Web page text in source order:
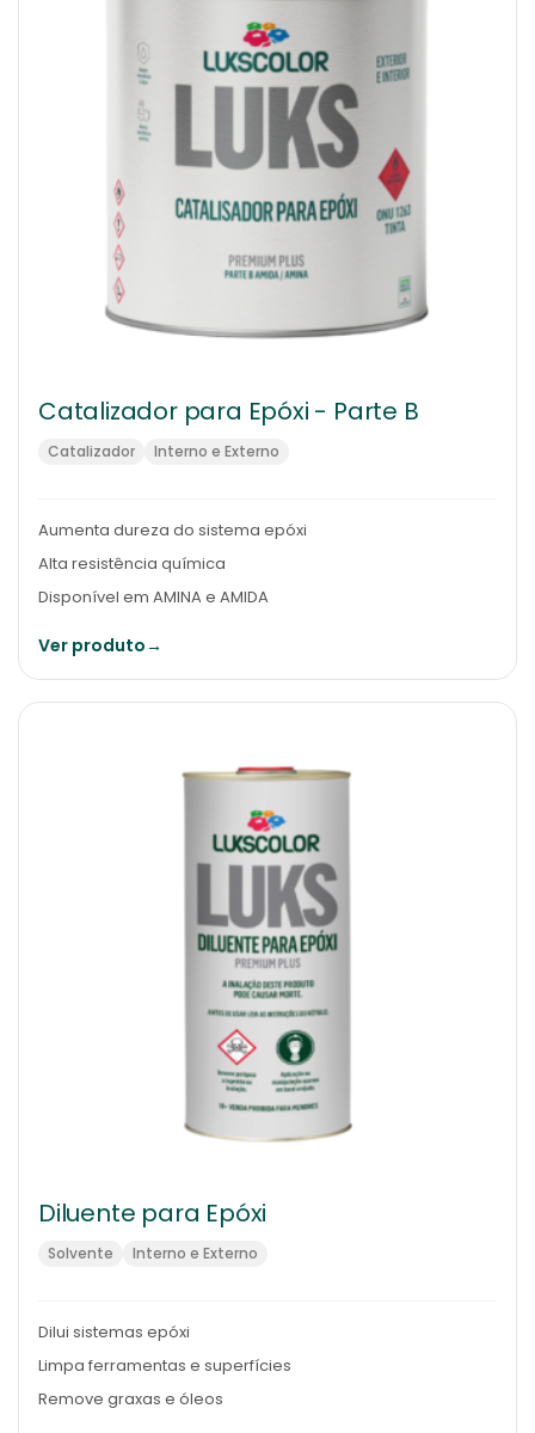
Catalizador para Epóxi - Parte B
Catalizador Interno e Externo
Aumenta dureza do sistema epóxi
Alta resistência química
Disponível em AMINA e AMIDA
Ver produto→
Diluente para Epóxi
Solvente Interno e Externo
Dilui sistemas epóxi
Limpa ferramentas e superfícies
Remove graxas e óleos